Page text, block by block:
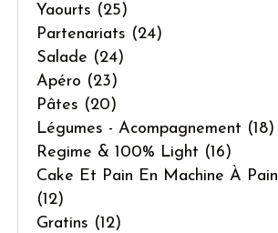
Yaourts (25)
Partenariats (24)
Salade (24)
Apéro (23)
Pâtes (20)
Légumes - Acompagnement (18)
Regime & 100% Light (16)
Cake Et Pain En Machine À Pain
(12)
Gratins (12)